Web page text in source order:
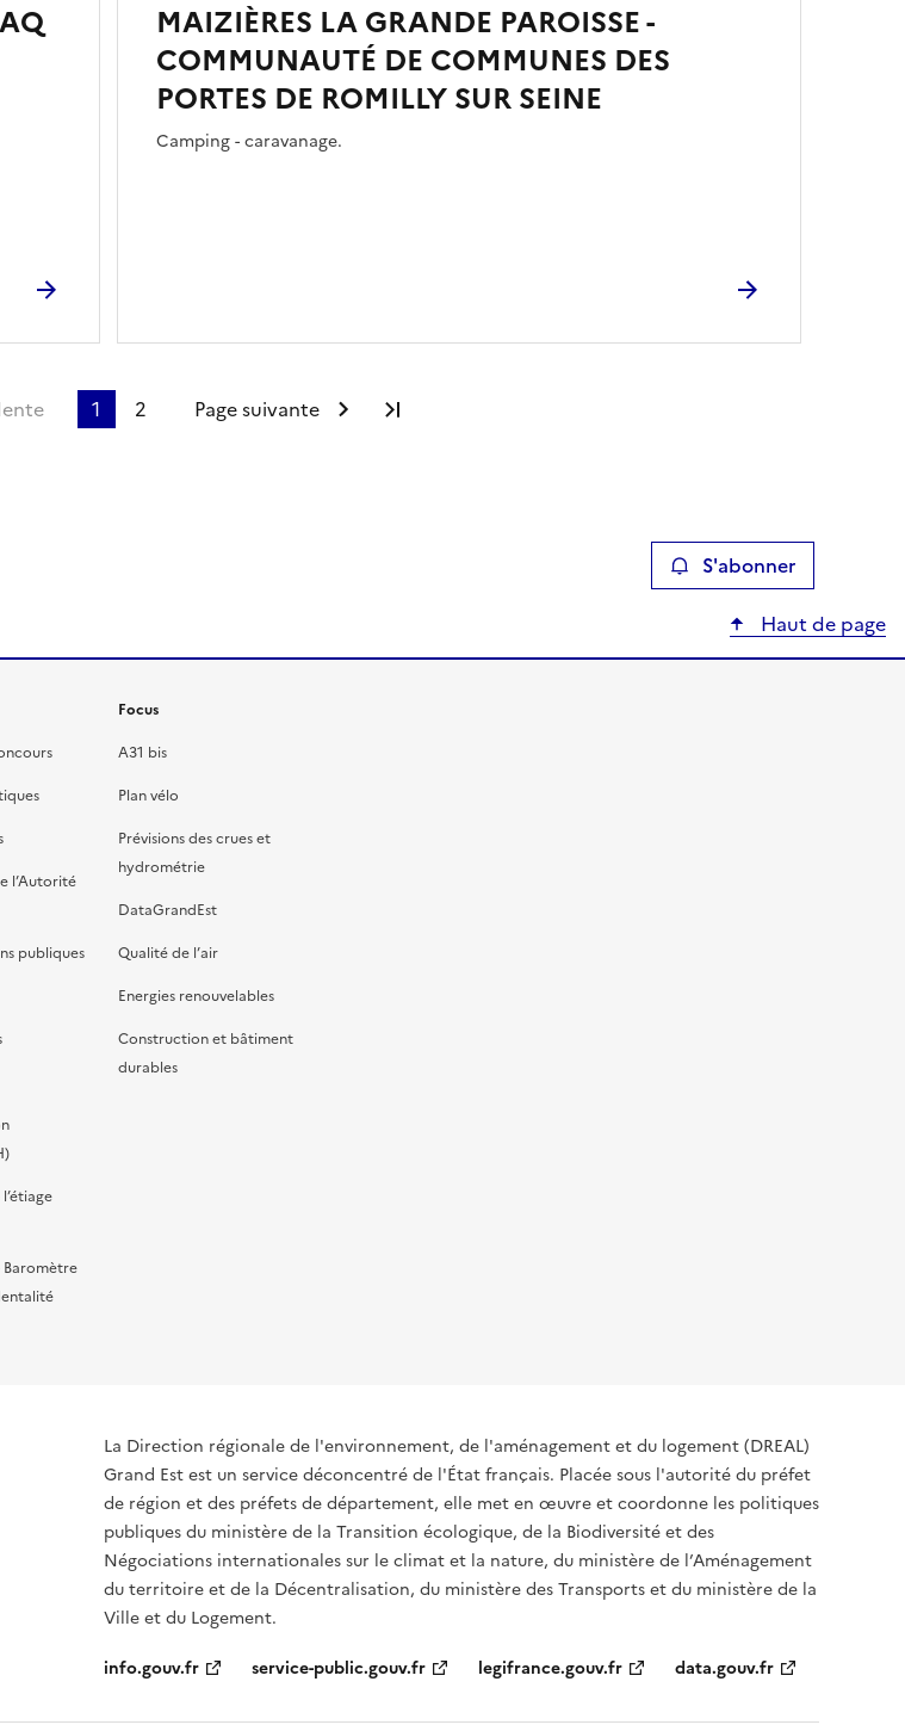
MAIZIÈRES LA GRANDE PAROISSE -
COMMUNAUTÉ DE COMMUNES DES
PORTES DE ROMILLY SUR SEINE
Camping - caravanage.
1 2 Page suivante
S'abonner
Haut de page
l’Autorité
publiques
Focus
A31 bis
Plan vélo
Prévisions des crues et
hydrométrie
DataGrandEst
Qualité de l’air
Energies renouvelables
Construction et bâtiment
durables
La Direction régionale de l'environnement, de l'aménagement et du logement (DREAL)
Grand Est est un service déconcentré de l'État français. Placée sous l'autorité du préfet
de région et des préfets de département, elle met en œuvre et coordonne les politiques
publiques du ministère de la Transition écologique, de la Biodiversité et des
Négociations internationales sur le climat et la nature, du ministère de l’Aménagement
du territoire et de la Décentralisation, du ministère des Transports et du ministère de la
Ville et du Logement.
info.gouv.fr
service-public.gouv.fr legifrance.gouv.fr data.gouv.fr